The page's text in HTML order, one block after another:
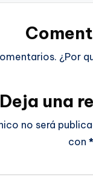
¿Por
Deja una
no será
con*